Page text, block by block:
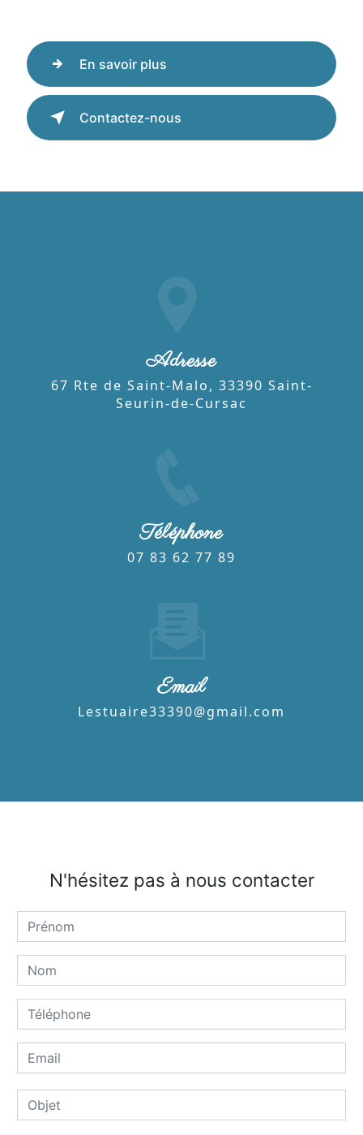
En savoir plus
Contactez-nous
Adresse
67 Rte de Saint-Malo, 33390 Saint-
Seurin-de-Cursac
Téléphone
07 83 62 77 89
Email
lestuaire33390@gmail.com
N'hésitez pas à nous contacter